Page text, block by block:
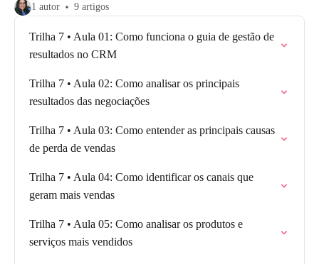
1 autor 9 artigos
Trilha 7 • Aula 01: Como funciona o guia de gestão de
resultados no CRM
Trilha 7 • Aula 02: Como analisar os principais
resultados das negociações
Trilha 7 • Aula 03: Como entender as principais causas
de perda de vendas
Trilha 7 • Aula 04: Como identificar os canais que
geram mais vendas
Trilha 7 • Aula 05: Como analisar os produtos e
serviços mais vendidos